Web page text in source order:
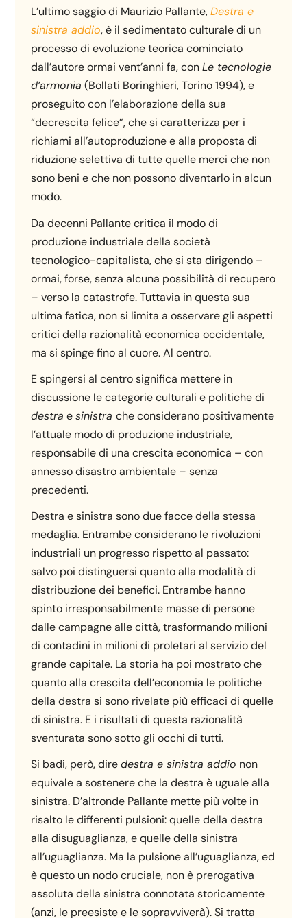
L’ultimo saggio di Maurizio Pallante,Destra e
sinistra addio, è il sedimentato culturale di un
processo di evoluzione teorica cominciato
dall’autore ormai vent’anni fa, conLe tecnologie
d’armonia (Bollati Boringhieri, Torino 1994), e
proseguito con l’elaborazione della sua
“decrescita felice”, che si caratterizza per i
richiami all’autoproduzione e alla proposta di
riduzione selettiva di tutte quelle merci che non
sono beni e che non possono diventarlo in alcun
modo.
Da decenni Pallante critica il modo di
produzione industriale della società
tecnologico-capitalista, che si sta dirigendo –
ormai, forse, senza alcuna possibilità di recupero
– verso la catastrofe. Tuttavia in questa sua
ultima fatica, non si limita a osservare gli aspetti
critici della razionalità economica occidentale,
ma si spinge fino al cuore. Al centro.
E spingersi al centro significa mettere in
discussione le categorie culturali e politiche di
destra esinistrache considerano positivamente
l’attuale modo di produzione industriale,
responsabile di una crescita economica – con
annesso disastro ambientale – senza
precedenti.
Destra e sinistra sono due facce della stessa
medaglia. Entrambe considerano le rivoluzioni
industriali un progresso rispetto al passato:
salvo poi distinguersi quanto alla modalità di
distribuzione dei benefici. Entrambe hanno
spinto irresponsabilmente masse di persone
dalle campagne alle città, trasformando milioni
di contadini in milioni di proletari al servizio del
grande capitale. La storia ha poi mostrato che
quanto alla crescita dell’economia le politiche
della destra si sono rivelate più efficaci di quelle
di sinistra. E i risultati di questa razionalità
sventurata sono sotto gli occhi di tutti.
Si badi, però, diredestra e sinistra addio non
equivale a sostenere che la destra è uguale alla
sinistra. D’altronde Pallante mette più volte in
risalto le differenti pulsioni: quelle della destra
alla disuguaglianza, e quelle della sinistra
all’uguaglianza. Ma la pulsione all’uguaglianza, ed
è questo un nodo cruciale, non è prerogativa
assoluta della sinistra connotata storicamente
(anzi, le preesiste e le sopravviverà). Si tratta